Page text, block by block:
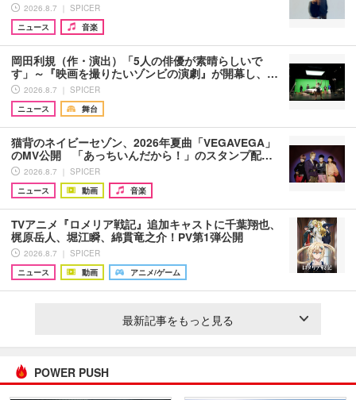
2026.8.7 ｜ SPICER
ニュース
音楽
岡田利規（作・演出）「5人の俳優が素晴らしいで
す」～『映画を撮りたいゾンビの演劇』が開幕し、…
2026.8.7 ｜ SPICER
ニュース
舞台
猫背のネイビーセゾン、2026年夏曲「VEGAVEGA」
のMV公開 「あっちいんだから！」のスタンプ配…
2026.8.7 ｜ SPICER
ニュース
動画 音楽
TVアニメ『ロメリア戦記』追加キャストに千葉翔也、
梶原岳人、堀江瞬、綿貫竜之介！PV第1弾公開
2026.8.7 ｜ SPICER
ニュース
動画 アニメ/ゲーム
最新記事をもっと見る
POWER PUSH